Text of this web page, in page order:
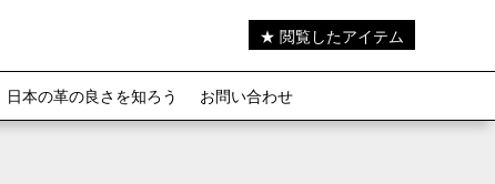
★ 閲覧したアイテム
日本の革の良さを知ろう お問い合わせ